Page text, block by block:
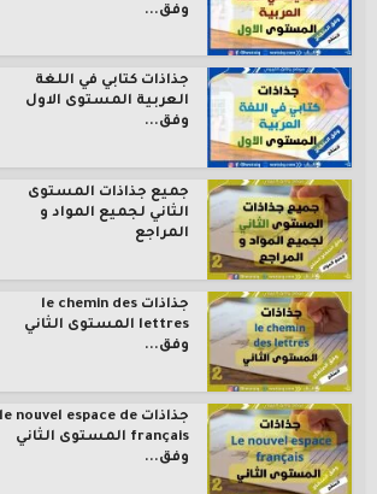
وفق...
جذاذات كتابي في اللغة
العربية المستوى الاول
وفق...
جميع جذاذات المستوى
الثاني لجميع المواد و
المراجع
جذاذات le chemin des
lettres المستوى الثاني
وفق...
جذاذات le nouvel espace de
français المستوى الثاني
وفق...